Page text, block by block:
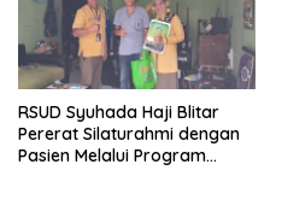
RSUD Syuhada Haji Blitar
Pererat Silaturahmi dengan
Pasien Melalui Program